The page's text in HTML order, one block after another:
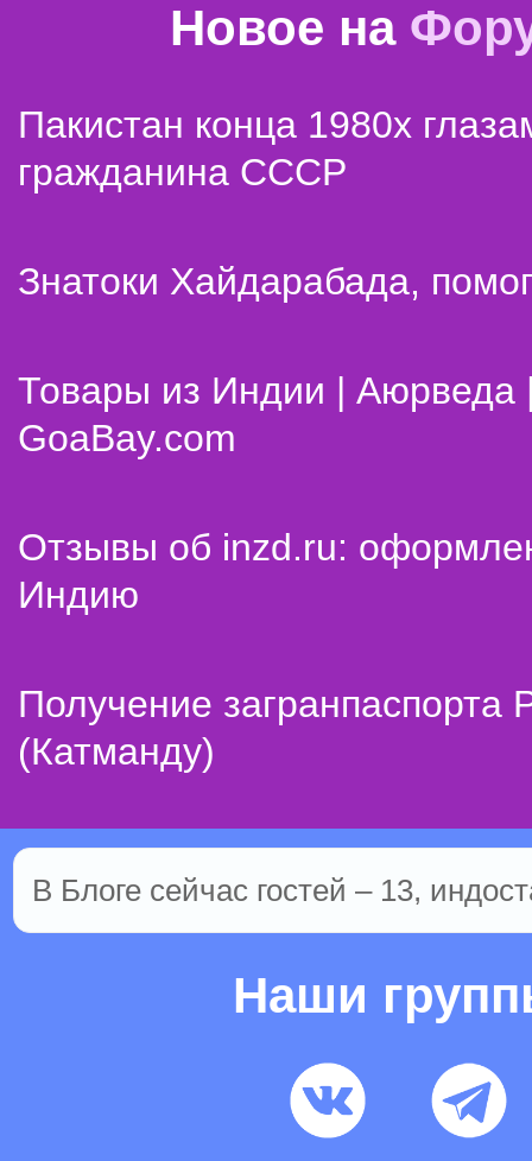
Новое на
Пакистан конца 1980х
гражданина СССР
Знатоки Хайдарабада,
Товары из Индии | Аюрведа
GoaBay.com
Отзывы об inzd.ru:
Индию
Получение
(Катманду)
В Блоге сейчас гостей – 13,
Наши